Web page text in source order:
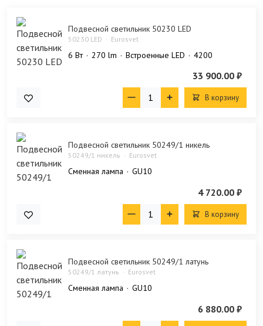
Подвесной светильник 50230 LED
50230 LED Eurosvet
6 Bт 270 lm Встроенные LED 4200
33 900.00 ₽
В корзину
Подвесной светильник 50249/1 никель
50249/1 никель Eurosvet
Сменная лампа GU10
4 720.00 ₽
В корзину
Подвесной светильник 50249/1 латунь
50249/1 латунь Eurosvet
Сменная лампа GU10
6 880.00 ₽